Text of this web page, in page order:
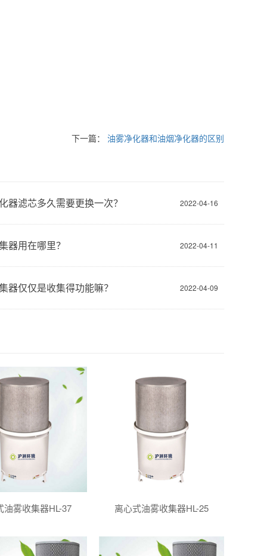
下一篇： 油雾净化器和油烟净化器的区别
2022-04-16
器滤芯多久需要更换一次？
2022-04-11
器用在哪里？
2022-04-09
器仅仅是收集得功能嘛？
油雾收集器HL-37 离心式油雾收集器HL-25